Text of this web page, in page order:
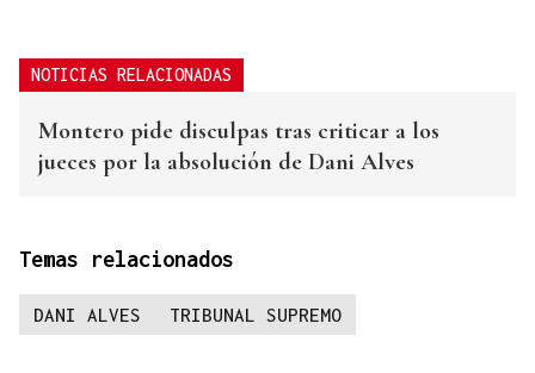
NOTICIAS RELACIONADAS
Montero pide disculpas tras criticar a los
jueces por la absolución de Dani Alves
Temas relacionados
DANI ALVES TRIBUNAL SUPREMO